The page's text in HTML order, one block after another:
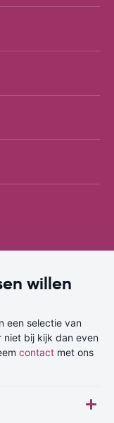
willen
een selectie van
bij kijk dan even
contact met ons